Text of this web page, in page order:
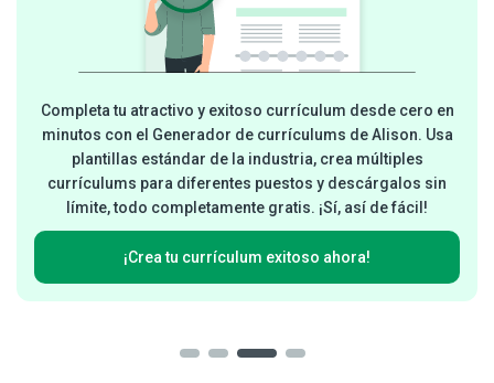
Completa tu atractivo y exitoso currículum desde cero en
minutos con el Generador de currículums de Alison. Usa
plantillas estándar de la industria, crea múltiples
currículums para diferentes puestos y descárgalos sin
límite, todo completamente gratis. ¡Sí, así de fácil!
¡Crea tu currículum exitoso ahora!